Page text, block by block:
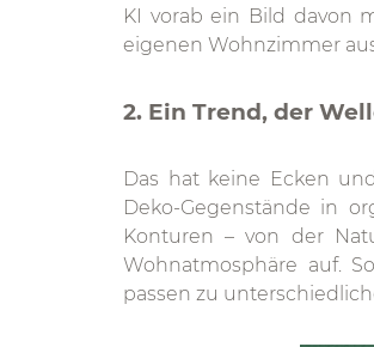
KI vorab ein Bild davon
eigenen Wohnzimmer
‌2. Ein Trend, der
Das hat keine Ecken
Deko-Gegenstände in
Konturen – von der
Wohnatmosphäre auf.
passen zu